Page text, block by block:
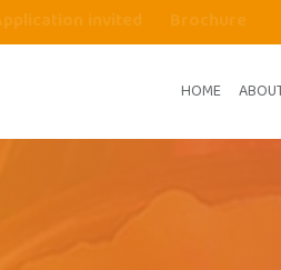
invited Brochure
HOME